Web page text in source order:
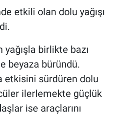
etkili olan dolu yağışı
yağışla birlikte bazı
beyaza büründü.
etkisini sürdüren dolu
ilerlemekte güçlük
ise araçlarını